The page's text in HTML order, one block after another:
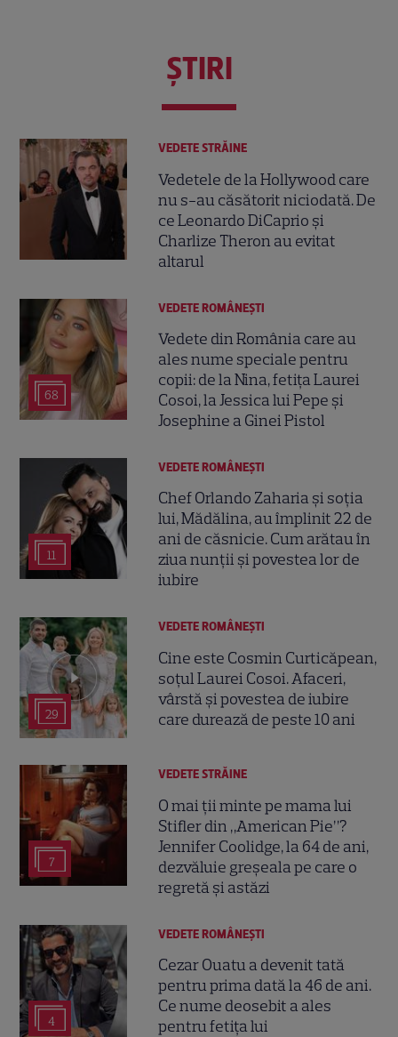
ŞTIRI
VEDETE STRĂINE
Vedetele de la Hollywood care
nu s-au căsătorit niciodată. De
ce Leonardo DiCaprio și
Charlize Theron au evitat
altarul
68
VEDETE ROMÂNEŞTI
Vedete din România care au
ales nume speciale pentru
copii: de la Nina, fetița Laurei
Cosoi, la Jessica lui Pepe și
Josephine a Ginei Pistol
11
VEDETE ROMÂNEŞTI
Chef Orlando Zaharia și soția
lui, Mădălina, au împlinit 22 de
ani de căsnicie. Cum arătau în
ziua nunții și povestea lor de
iubire
29
VEDETE ROMÂNEŞTI
Cine este Cosmin Curticăpean,
soțul Laurei Cosoi. Afaceri,
vârstă și povestea de iubire
care durează de peste 10 ani
7
VEDETE STRĂINE
O mai ții minte pe mama lui
Stifler din „American Pie”?
Jennifer Coolidge, la 64 de ani,
dezvăluie greșeala pe care o
regretă și astăzi
4
VEDETE ROMÂNEŞTI
Cezar Ouatu a devenit tată
pentru prima dată la 46 de ani.
Ce nume deosebit a ales
pentru fetița lui